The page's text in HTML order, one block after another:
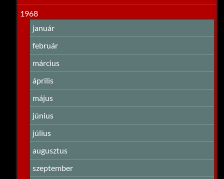
1968
január
február
március
április
május
június
július
augusztus
szeptember